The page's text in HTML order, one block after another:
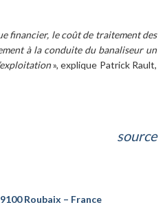
financier, le coût de traitement des
à la conduite du banaliseur un
», explique Patrick Rault,
source
Roubaix – France